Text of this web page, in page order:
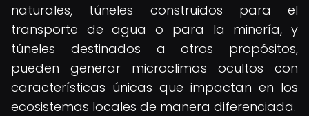
naturales, túneles construidos para el
transporte de agua o para la minería, y
túneles destinados a otros propósitos,
pueden generar microclimas ocultos con
características únicas que impactan en los
ecosistemas locales de manera diferenciada.